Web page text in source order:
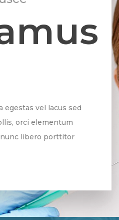
egestas vel lacus sed
orci elementum
libero porttitor